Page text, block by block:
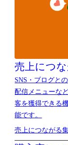
売上につ
SNS・ブログと
配信メニューな
客を獲得できる
能です。
売上につながる